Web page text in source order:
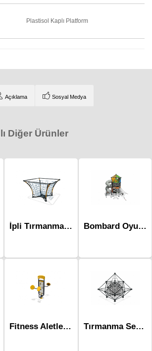
Plastisol Kaplı Platform
Açıklama Sosyal Medya
Diğer Ürünler
İpli Tırmanma & Ahşap Mip-119 Bombard Oyun Parkı-Mbd-511
Fitness Aletleri-Mfs-028 Tırmanma Serisi Oyun Parkı-Mts-103